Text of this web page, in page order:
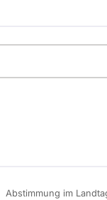
Abstimmung im